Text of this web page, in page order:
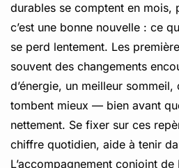
durables se comptent en mois,
c’est une bonne nouvelle : ce
se perd lentement. Les
souvent des changements
d’énergie, un meilleur
tombent mieux — bien avant
nettement. Se fixer sur ces
chiffre quotidien, aide à tenir
L’accompagnement conjoint